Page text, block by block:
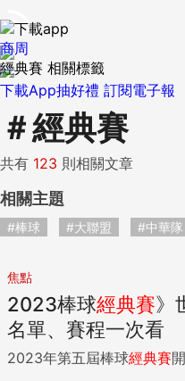
下載App抽好禮 訂閱電子報
商周
經典賽 相關標籤
＃經典賽
共有 123 則相關文章
相關主題
#棒球 #大聯盟 #中華隊
焦點
2023棒球經典賽》
名單、賽程一次看
2023年第五屆棒球經典賽